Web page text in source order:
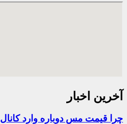
آخرین اخبار
چرا قیمت مس دوباره وارد کانال ۱۴ هزار دلار شد